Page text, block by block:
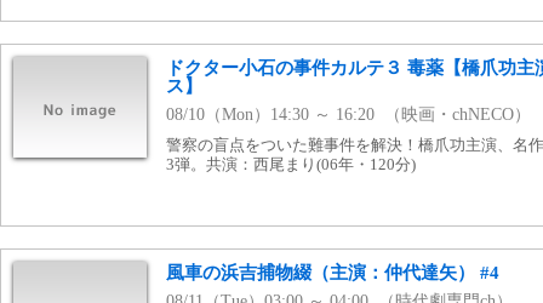
ドクター小石の事件カルテ３ 毒薬【橋爪功
ス】
08/10（Mon）14:30 ～ 16:20 （映画・chNECO）
警察の盲点をついた難事件を解決！橋爪功主演、名
3弾。共演：西尾まり(06年・120分)
風車の浜吉捕物綴（主演：仲代達矢） #4